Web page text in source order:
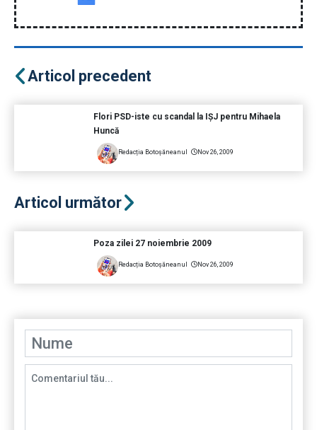
Articol precedent
Flori PSD-iste cu scandal la IŞJ pentru Mihaela
Huncă
Redacția Botoșăneanul Nov 26, 2009
Articol următor
Poza zilei 27 noiembrie 2009
Redacția Botoșăneanul Nov 26, 2009